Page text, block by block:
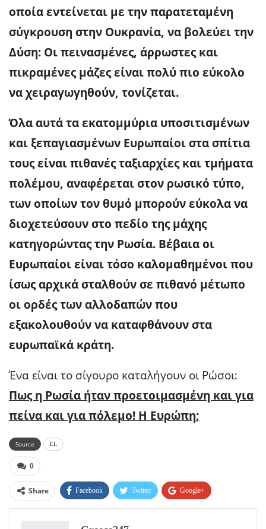
οποία εντείνεται με την παρατεταμένη
σύγκρουση στην Ουκρανία, να βολεύει την
Δύση: Οι πεινασμένες, άρρωστες και
πικραμένες μάζες είναι πολύ πιο εύκολο
να χειραγωγηθούν, τονίζεται.
Όλα αυτά τα εκατομμύρια υποσιτισμένων
και ξεπαγιασμένων Ευρωπαίοι στα σπίτια
τους είναι πιθανές ταξιαρχίες και τμήματα
πολέμου, αναφέρεται στον ρωσικό τύπο,
των οποίων τον θυμό μπορούν εύκολα να
διοχετεύσουν στο πεδίο της μάχης
κατηγορώντας την Ρωσία. Βέβαια οι
Ευρωπαίοι είναι τόσο καλομαθημένοι που
ίσως αρχικά σταλθούν σε πιθανό μέτωπο
οι ορδές των αλλοδαπών που
εξακολουθούν να καταφθάνουν στα
ευρωπαϊκά κράτη.
Ένα είναι το σίγουρο καταλήγουν οι Ρώσοι:
Πως η Ρωσία ήταν προετοιμασμένη και για
πείνα και για πόλεμο! Η Ευρώπη;
Source EL
0
Share Facebook Twitter Google+